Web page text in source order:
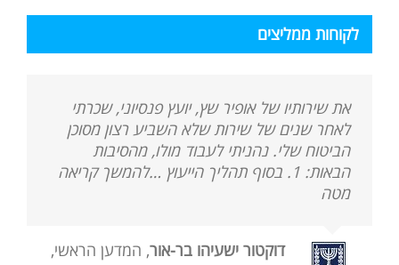
לקוחות ממליצים
את שירותיו של אופיר שץ, יועץ פנסיוני, שכרתי
לאחר שנים של שירות שלא השביע רצון מסוכן
הביטוח שלי. נהניתי לעבוד מולו, מהסיבות
הבאות: 1. בסוף תהליך הייעוץ …להמשך קריאה
מטה
דוקטור ישעיהו בר-אור, המדען הראשי,